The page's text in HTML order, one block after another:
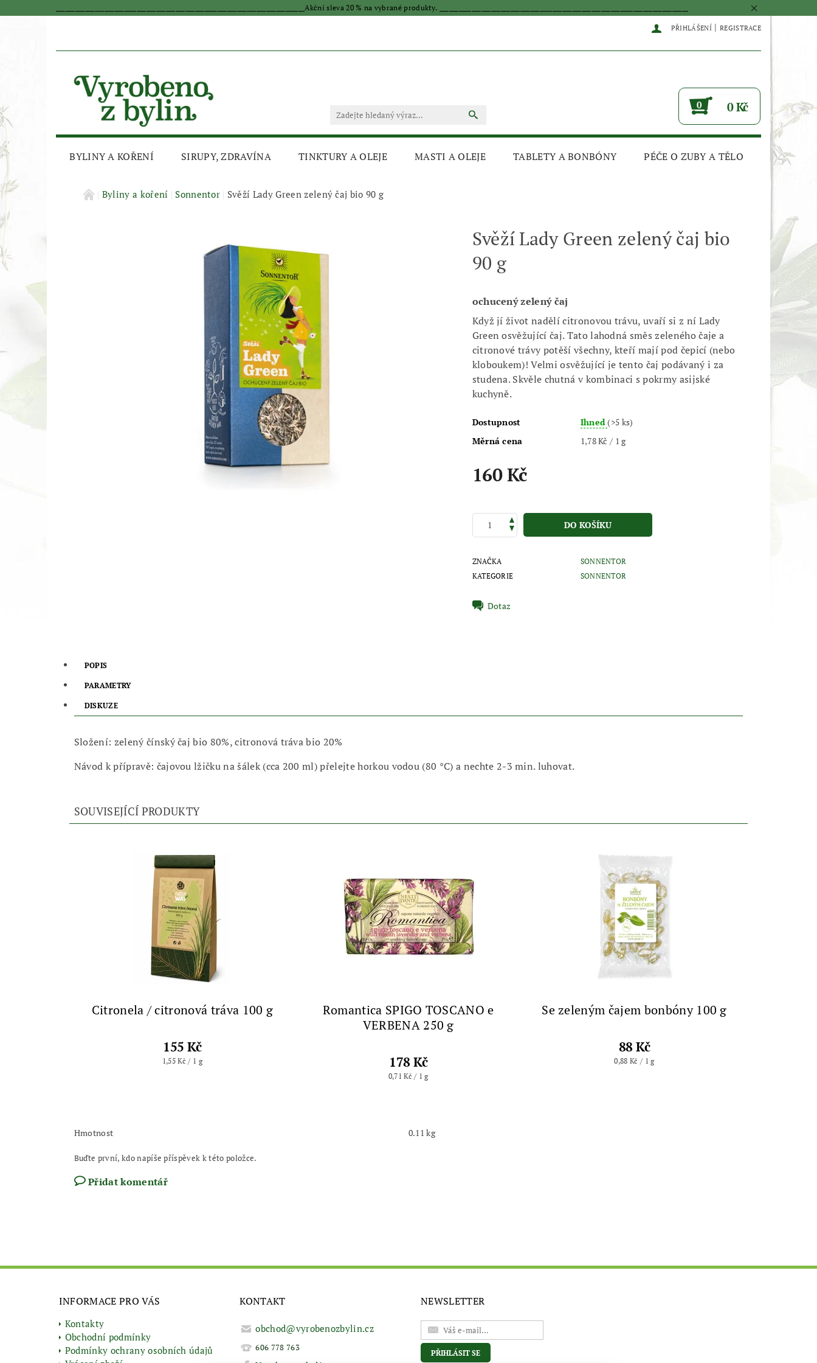
_____________________________________________________________________________Akční sleva 20 % na vybrané produkty. _____________________________________________________________________________
PŘIHLÁŠENÍ | REGISTRACE
0 0 Kč
BYLINY A KOŘENÍ SIRUPY, ZDRAVÍNA TINKTURY A OLEJE MASTI A OLEJE TABLETY A BONBÓNY PÉČE O ZUBY A TĚLO
AKČNÍ SLEVAByliny a koření Sonnentor Svěží Lady Green zelený čaj bio 90 g
Svěží Lady Green zelený čaj bio
90 g
ochucený zelený čaj
Když jí život nadělí citronovou trávu, uvaří si z ní Lady
Green osvěžující čaj. Tato lahodná směs zeleného čaje a
citronové trávy potěší všechny, kteří mají pod čepicí (nebo
kloboukem)! Velmi osvěžující je tento čaj podávaný i za
studena. Skvěle chutná v kombinaci s pokrmy asijské
kuchyně.
Dostupnost Ihned(>5 ks)
Měrná cena
1,78 Kč / 1 g
160 Kč
ZNAČKA
SONNENTOR
KATEGORIE
SONNENTOR
Dotaz
POPIS
PARAMETRY
DISKUZE
Složení: zelený čínský čaj bio 80%, citronová tráva bio 20%
Návod k přípravě: čajovou lžičku na šálek (cca 200 ml) přelejte horkou vodou (80 °C) a nechte 2-3 min. luhovat.
SOUVISEJÍCÍ PRODUKTY
Citronela / citronová tráva 100 g
155 Kč
1,55 Kč / 1 g
Romantica SPIGO TOSCANO e
VERBENA 250 g
178 Kč
0,71 Kč / 1 g
Se zeleným čajem bonbóny 100 g
88 Kč
0,88 Kč / 1 g
Hmotnost 0.11 kg
Buďte první, kdo napíše příspěvek k této položce.
Přidat komentář
INFORMACE PRO VÁS
Kontakty
Obchodní podmínky
Podmínky ochrany osobních údajů
KONTAKT
obchod@vyrobenozbylin.cz
606 778 763
NEWSLETTER